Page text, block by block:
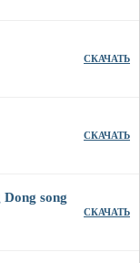
СКАЧАТЬ
СКАЧАТЬ
song
СКАЧАТЬ